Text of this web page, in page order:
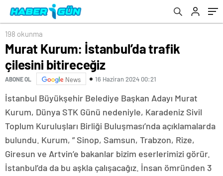
198 okunma
Murat Kurum: İstanbul’da trafik
çilesini bitireceğiz
ABONE OL News 16 Haziran 2024 00:21
İstanbul Büyükşehir Belediye Başkan Adayı Murat
Kurum, Dünya STK Günü nedeniyle, Karadeniz Sivil
Toplum Kuruluşları Birliği Buluşması’nda açıklamalarda
bulundu. Kurum, ” Sinop, Samsun, Trabzon, Rize,
Giresun ve Artvin’e bakanlar bizim eserlerimizi görür.
İstanbul’da da bu aşkla çalışacağız. İnsan ömründen 3